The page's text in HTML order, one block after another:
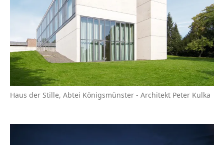
Haus der Stille, Abtei Königsmünster - Architekt Peter Kulka